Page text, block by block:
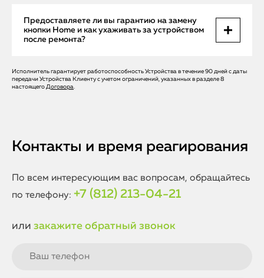
качественный результат с соблюдением стандартов Apple.
высококачественные сертифицированные запчасти,
которые полностью совместимы с iPhone 7. Это
проходят строгий контроль качества, что подтверждается
нашей гарантией.
Предоставляете ли вы гарантию на замену
кнопки Home и как ухаживать за устройством
после ремонта?
Да, на замену кнопки Home в Apple Help
распространяется гарантия сроком до 6 месяцев. Для
Исполнитель гарантирует работоспособность Устройства в течение 90 дней с даты
передачи Устройства Клиенту с учетом ограничений, указанных в разделе 8
настоящего Договора.
Контакты и время реагирования
По всем интересующим вас вопросам, обращайтесь
по телефону: +7 (812) 213-04-21
или закажите обратный звонок